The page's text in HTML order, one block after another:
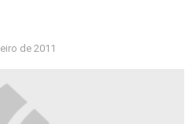
de 2011